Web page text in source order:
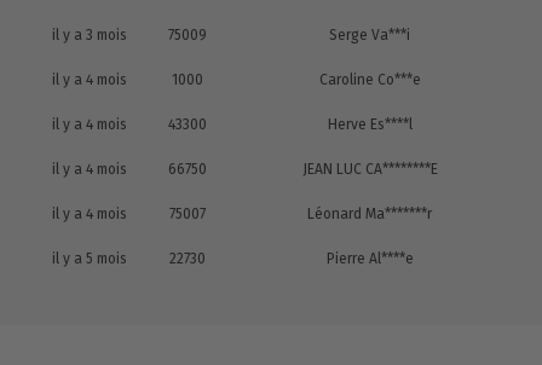
il y a 3 mois 75009 Serge Va***i
il y a 4 mois 1000 Caroline Co***e
il y a 4 mois 43300 Herve Es****l
il y a 4 mois 66750 JEAN LUC CA********E
il y a 4 mois 75007 Léonard Ma*******r
il y a 5 mois 22730 Pierre Al****e